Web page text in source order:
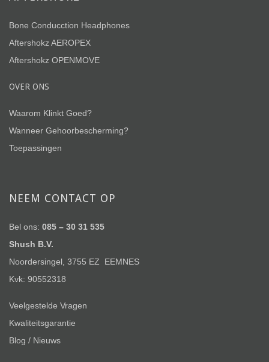
Bone Conducction Headphones
Aftershokz AEROPEX
Aftershokz OPENMOVE
OVER ONS
Waarom Klinkt Goed?
Wanneer Gehoorbescherming?
Toepassingen
NEEM CONTACT OP
Bel ons: 085 – 30 31 535
Shush B.V.
Noordersingel, 3755 EZ EEMNES
Kvk: 90552318
Veelgestelde Vragen
Kwaliteitsgarantie
Blog / Nieuws